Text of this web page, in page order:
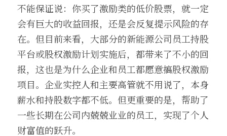
不能保证说：你买了激励类的低价股票，就一定
会有巨大的收益回报，还是会反复提示风险的存
在。但目前来看，大部分的新能源公司员工持股
平台或股权激励计划实施后，都带来了不小的回
报，这也是为什么企业和员工都愿意搞股权激励
项目。企业实控人和主要高管就不用说了，本身
薪水和持股数字都不低。但更重要的是，帮助了
一些长期在公司内兢兢业业的员工，实现了个人
财富值的跃升。